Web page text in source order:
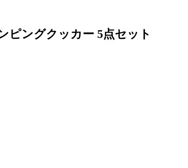
ピングクッカー 5点セット